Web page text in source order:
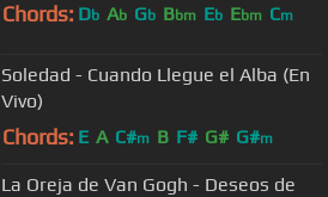
Chords: Db Ab Gb Bbm Eb Ebm Cm
Soledad - Cuando Llegue el Alba (En
Vivo)
Chords: E A C#m B F# G# G#m
La Oreja de Van Gogh - Deseos de